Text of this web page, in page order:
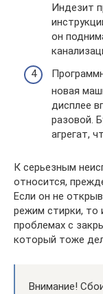
Индезит
он
новая
дисплее
разовой.
агрегат,
К серьезным
относится,
Если он не
режим стирки, то
проблемах с
который тоже
Внимание!